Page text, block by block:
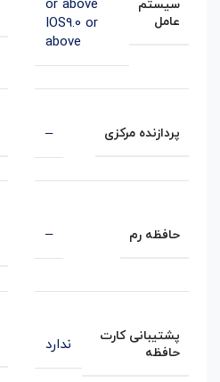
سیستم
عامل
or above
IOS9.0 or
above
پردازنده مرکزی –
حافظه رم –
پشتیبانی کارت
حافظه
ندارد